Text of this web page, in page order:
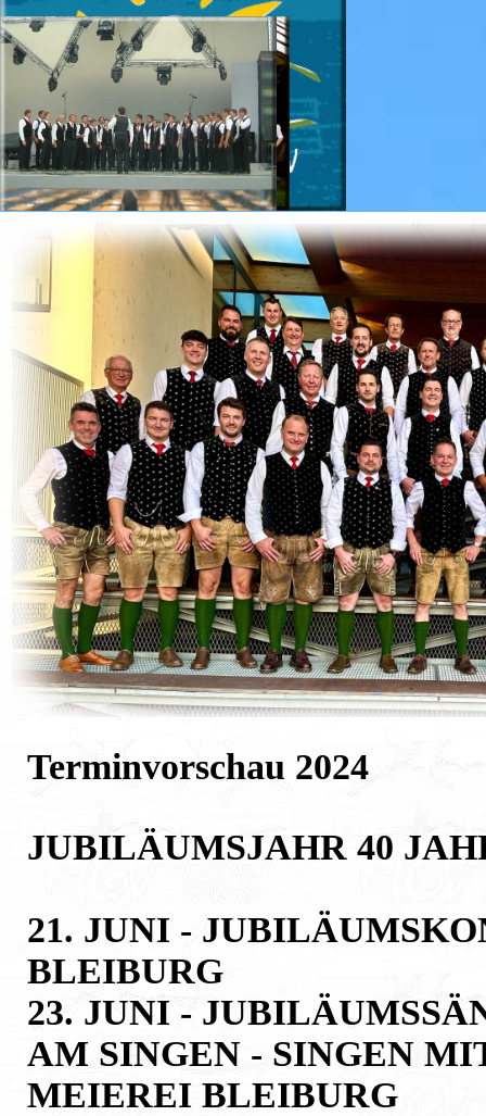
Direkt zum Seiteninhalt
Terminvorschau 2024
JUBILÄUMSJAHR 40
21. JUNI -
BLEIBURG
23. JUNI -
AM SINGEN - SINGEN
MEIEREI BLEIBURG